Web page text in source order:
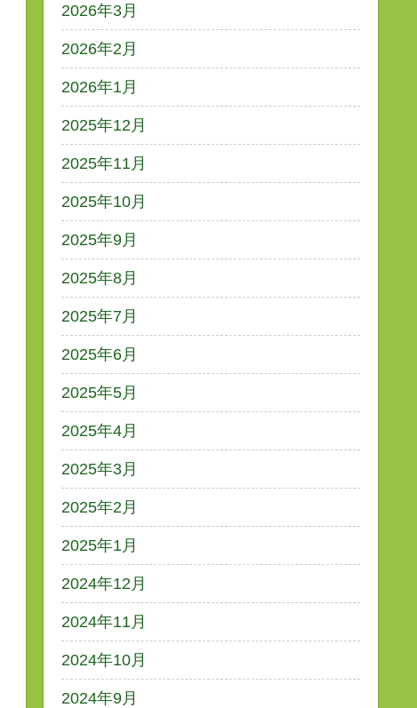
2026年3月
2026年2月
2026年1月
2025年12月
2025年11月
2025年10月
2025年9月
2025年8月
2025年7月
2025年6月
2025年5月
2025年4月
2025年3月
2025年2月
2025年1月
2024年12月
2024年11月
2024年10月
2024年9月